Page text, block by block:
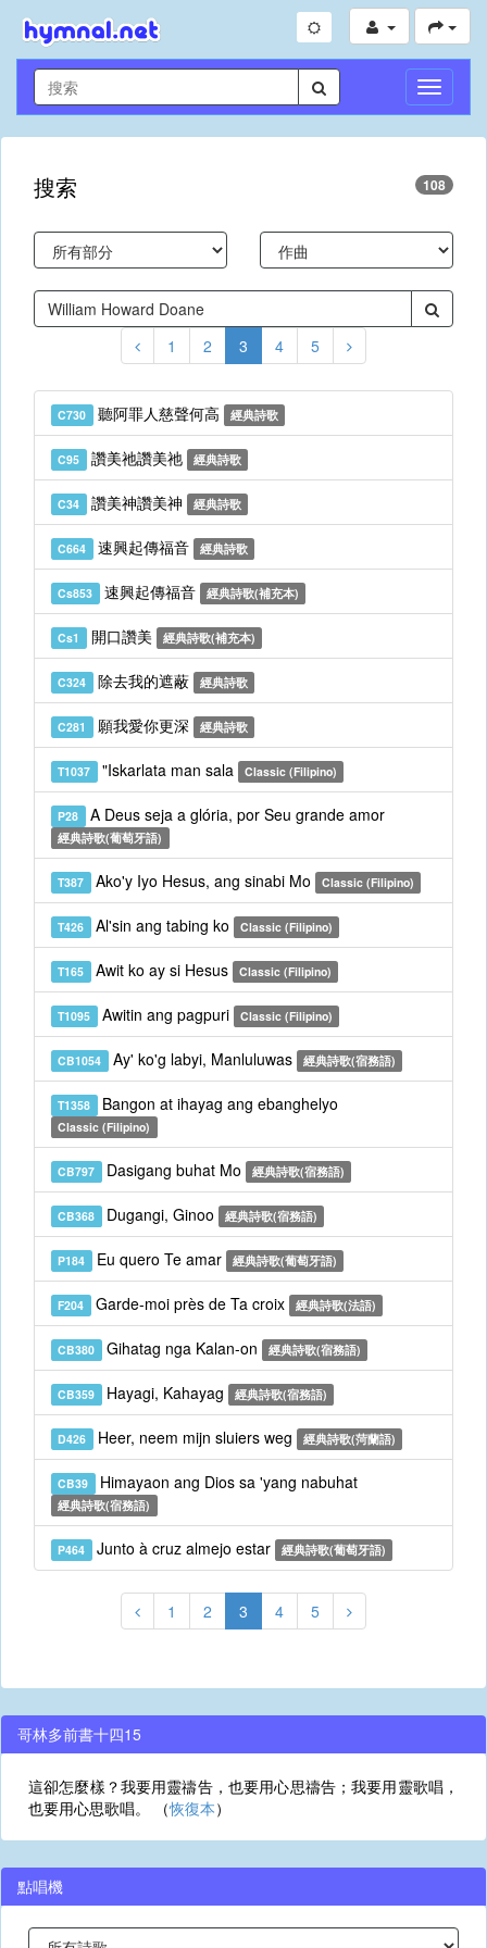
切
換
導
搜索 108
1 2 3 4 5
C730 聽阿罪人慈聲何高 經典詩歌
C95 讚美祂讚美祂 經典詩歌
C34 讚美神讚美神 經典詩歌
C664 速興起傳福音 經典詩歌
Cs853 速興起傳福音 經典詩歌(補充本)
Cs1 開口讚美 經典詩歌(補充本)
C324 除去我的遮蔽 經典詩歌
C281 願我愛你更深 經典詩歌
T1037 "Iskarlata man sala Classic (Filipino)
P28 A Deus seja a glória, por Seu grande amor
經典詩歌(葡萄牙語)
T387 Ako'y Iyo Hesus, ang sinabi Mo Classic (Filipino)
T426 Al'sin ang tabing ko Classic (Filipino)
T165 Awit ko ay si Hesus Classic (Filipino)
T1095 Awitin ang pagpuri Classic (Filipino)
CB1054 Ay' ko'g labyi, Manluluwas 經典詩歌(宿務語)
T1358 Bangon at ihayag ang ebanghelyo
Classic (Filipino)
CB797 Dasigang buhat Mo 經典詩歌(宿務語)
CB368 Dugangi, Ginoo 經典詩歌(宿務語)
P184 Eu quero Te amar 經典詩歌(葡萄牙語)
F204 Garde-moi près de Ta croix 經典詩歌(法語)
CB380 Gihatag nga Kalan-on 經典詩歌(宿務語)
CB359 Hayagi, Kahayag 經典詩歌(宿務語)
D426 Heer, neem mijn sluiers weg 經典詩歌(菏蘭語)
CB39 Himayaon ang Dios sa 'yang nabuhat
經典詩歌(宿務語)
P464 Junto à cruz almejo estar 經典詩歌(葡萄牙語)
1 2 3 4 5
哥林多前書十四15
這卻怎麼樣？我要用靈禱告，也要用心思禱告；我要用靈歌唱，
也要用心思歌唱。 （恢復本）
點唱機